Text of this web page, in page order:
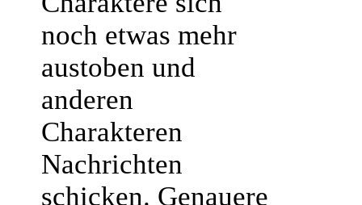
noch etwas mehr
austoben und
anderen
Charakteren
Nachrichten
schicken. Genauere